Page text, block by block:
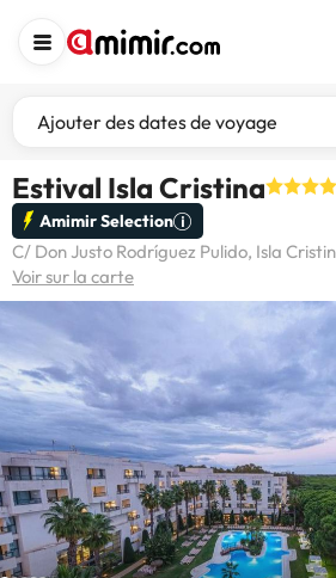
Ajouter des dates de voyage
Estival Isla Cristina
Amimir Selection
C/ Don Justo Rodríguez Pulido, Isla
Voir sur la carte